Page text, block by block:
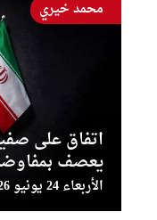
اتفاق على
يعصف
الأربعاء 24 يونيو 2026 - 16:38:53
محمد خيري